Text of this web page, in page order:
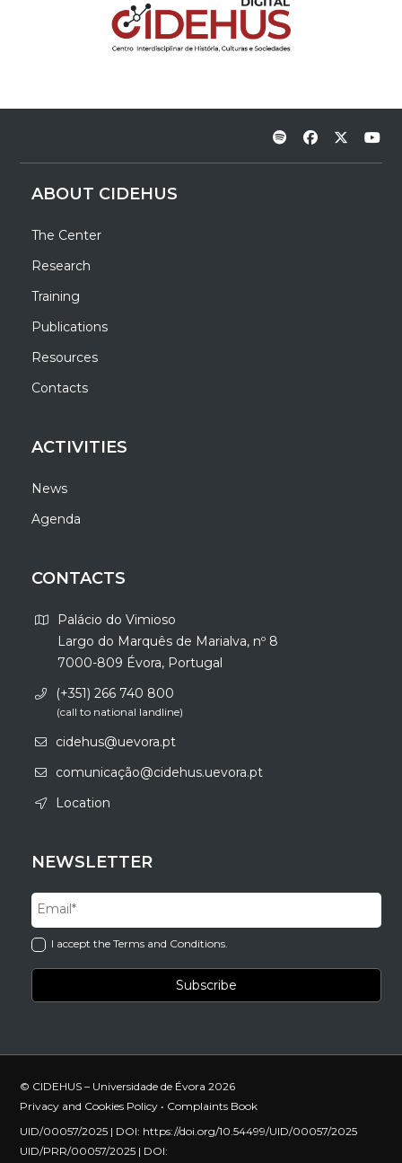
ABOUT CIDEHUS
The Center
Research
Training
Publications
Resources
Contacts
ACTIVITIES
News
Agenda
CONTACTS
Palácio do Vimioso
Largo do Marquês de Marialva, nº 8
7000-809 Évora, Portugal
(+351) 266 740 800
(call to national landline)
cidehus@uevora.pt
comunicação@cidehus.uevora.pt
Location
NEWSLETTER
I accept the Terms and Conditions.
© CIDEHUS – Universidade de Évora 2026
Privacy and Cookies Policy • Complaints Book
UID/00057/2025 | DOI: https://doi.org/10.54499/UID/00057/2025
UID/PRR/00057/2025 | DOI: